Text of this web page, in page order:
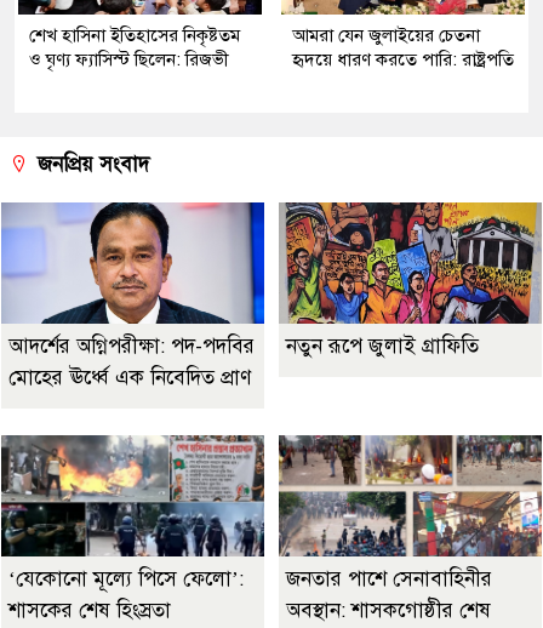
শেখ হাসিনা ইতিহাসের নিকৃষ্টতম
ও ঘৃণ্য ফ্যাসিস্ট ছিলেন: রিজভী
আমরা যেন জুলাইয়ের চেতনা
হৃদয়ে ধারণ করতে পারি: রাষ্ট্রপতি
জনপ্রিয় সংবাদ
আদর্শের অগ্নিপরীক্ষা: পদ-পদবির
মোহের ঊর্ধ্বে এক নিবেদিত প্রাণ
নতুন রূপে জুলাই গ্রাফিতি
‘যেকোনো মূল্যে পিসে ফেলো’:
শাসকের শেষ হিংস্রতা
জনতার পাশে সেনাবাহিনীর
অবস্থান: শাসকগোষ্ঠীর শেষ